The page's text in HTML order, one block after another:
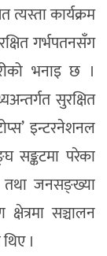
त्यस्ता कार्यक्रम
गर्भपतनसँग
भनाइ छ ।
सुरक्षित
इन्टरनेशनल
सङ्कटमा परेका
तथा जनसङ्ख्या
सञ्चालन
।